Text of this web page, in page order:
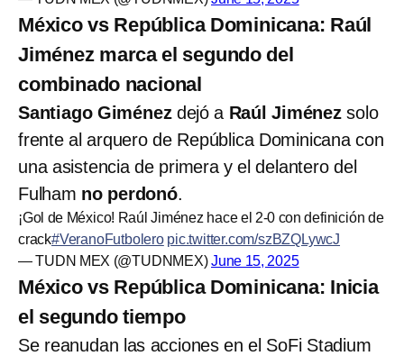
México vs República Dominicana: Raúl
Jiménez marca el segundo del
combinado nacional
Santiago Giménezdejó a Raúl Jiménezsolo
frente al arquero de República Dominicana con
una asistencia de primera y el delantero del
Fulham no perdonó.
¡Gol de México! Raúl Jiménez hace el 2-0 con definición de
crack#VeranoFutbolero pic.twitter.com/szBZQLywcJ
— TUDN MEX (@TUDNMEX)June 15, 2025
México vs República Dominicana: Inicia
el segundo tiempo
Se reanudan las acciones en el SoFi Stadium